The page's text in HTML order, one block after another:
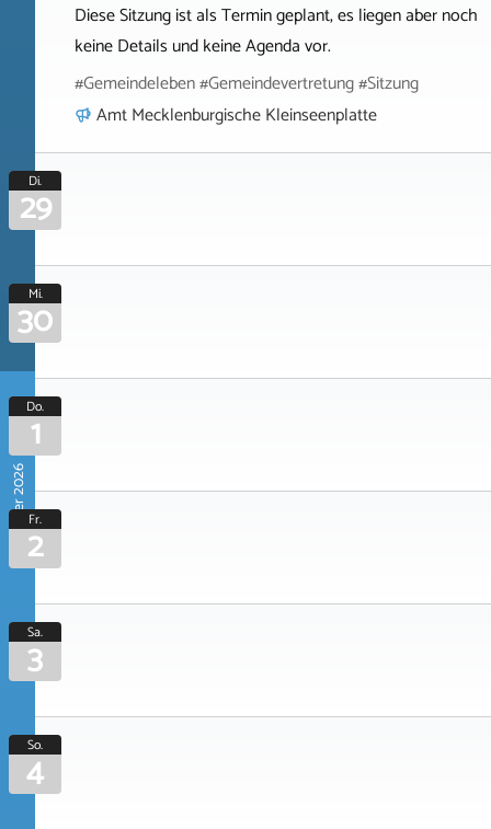
Diese Sitzung ist als Termin geplant, es liegen aber noch
keine Details und keine Agenda vor.
#Gemeindeleben #Gemeindevertretung #Sitzung
Amt Mecklenburgische Kleinseenplatte
Di.
29
Mi.
30
Oktober 2026
Do.
1
Fr.
2
Sa.
3
So.
4